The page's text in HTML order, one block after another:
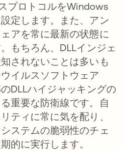
プロトコルをWindows
定します。また、アン
アを常に最新の状態に
もちろん、DLLインジェ
されないことは多いも
イルスソフトウェア
DLLハイジャッキングの
重要な防衛線です。自
ティに常に気を配り、
ステムの脆弱性のチェ
的に実行します。